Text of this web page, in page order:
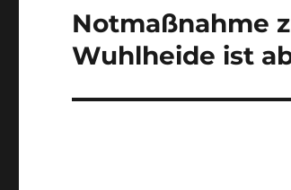
Nächster
Beitrag:
Notmaßnahme
Wuhlheide ist